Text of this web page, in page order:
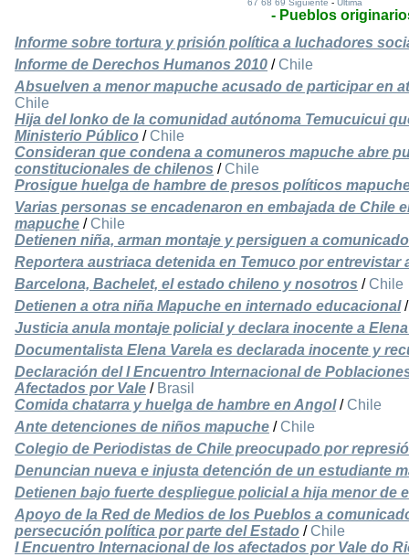
67 68 69 Siguiente -Ultima
- Pueblos
Informe sobre tortura y prisión política a luchadores
Informe de Derechos Humanos 2010 / Chile
Absuelven a menor mapuche acusado de participar en
Chile
Hija del lonko de la comunidad autónoma Temucuicui
Ministerio Público / Chile
Consideran que condena a comuneros mapuche abre
constitucionales de chilenos / Chile
Prosigue huelga de hambre de presos políticos
Varias personas se encadenaron en embajada de Chile
mapuche / Chile
Detienen niña, arman montaje y persiguen a
Reportera austriaca detenida en Temuco por entrevistar
Barcelona, Bachelet, el estado chileno y nosotros / Chile
Detienen a otra niña Mapuche en internado educacional
Justicia anula montaje policial y declara inocente a
Documentalista Elena Varela es declarada inocente y
Declaración del I Encuentro Internacional de
Afectados por Vale / Brasil
Comida chatarra y huelga de hambre en Angol/ Chile
Ante detenciones de niños mapuche / Chile
Colegio de Periodistas de Chile preocupado por
Denuncian nueva e injusta detención de un estudiante
Detienen bajo fuerte despliegue policial a hija menor de
Apoyo de la Red de Medios de los Pueblos a
persecución política por parte del Estado / Chile
I Encuentro Internacional de los afectados por Vale do